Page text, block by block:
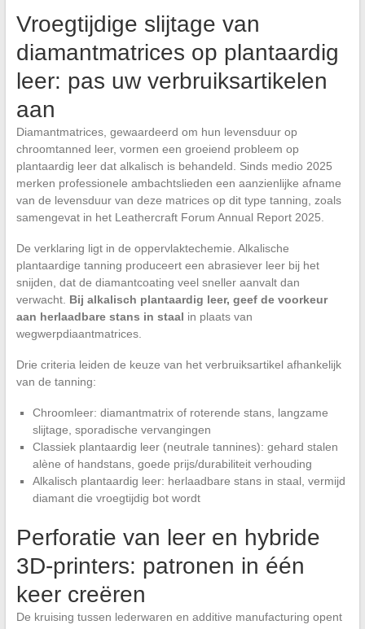
Vroegtijdige slijtage van
diamantmatrices op plantaardig
leer: pas uw verbruiksartikelen
aan
Diamantmatrices, gewaardeerd om hun levensduur op
chroomtanned leer, vormen een groeiend probleem op
plantaardig leer dat alkalisch is behandeld. Sinds medio 2025
merken professionele ambachtslieden een aanzienlijke afname
van de levensduur van deze matrices op dit type tanning, zoals
samengevat in het Leathercraft Forum Annual Report 2025.
De verklaring ligt in de oppervlaktechemie. Alkalische
plantaardige tanning produceert een abrasiever leer bij het
snijden, dat de diamantcoating veel sneller aanvalt dan
verwacht. Bij alkalisch plantaardig leer, geef de voorkeur
aan herlaadbare stans in staal in plaats van
wegwerpdiaantmatrices.
Drie criteria leiden de keuze van het verbruiksartikel afhankelijk
van de tanning:
Chroomleer: diamantmatrix of roterende stans, langzame
slijtage, sporadische vervangingen
Classiek plantaardig leer (neutrale tannines): gehard stalen
alène of handstans, goede prijs/durabiliteit verhouding
Alkalisch plantaardig leer: herlaadbare stans in staal, vermijd
diamant die vroegtijdig bot wordt
Perforatie van leer en hybride
3D-printers: patronen in één
keer creëren
De kruising tussen lederwaren en additive manufacturing opent